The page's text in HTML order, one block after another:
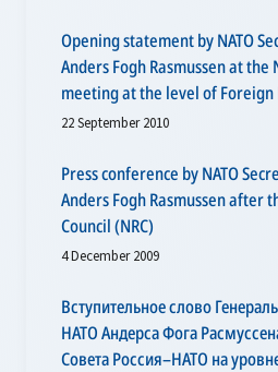
Opening statement by NATO
Anders Fogh Rasmussen at the
meeting at the level of
22 September 2010
Press conference by NATO
Anders Fogh Rasmussen after
Council (NRC)
4 December 2009
Вступительное слово
НАТО Андерса Фога
Совета Россия–НАТО на